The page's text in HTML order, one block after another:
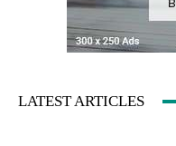
LATEST ARTICLES